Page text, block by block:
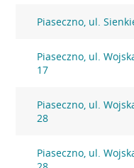
Piaseczno, ul.
Piaseczno, ul.
17
Piaseczno, ul.
28
Piaseczno, ul.